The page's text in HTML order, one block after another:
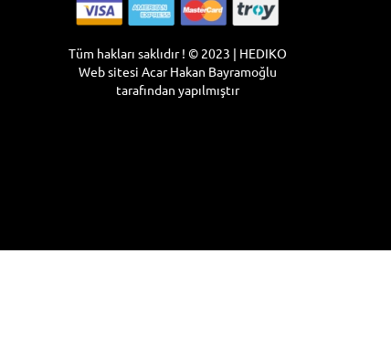
Tüm hakları saklıdır ! © 2023 | HEDIKO
Web sitesiAcar Hakan Bayramoğlu
tarafından yapılmıştır